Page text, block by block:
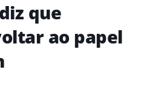
que
ao papel